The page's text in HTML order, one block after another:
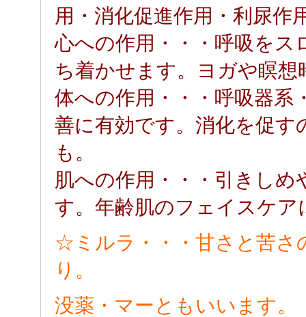
用・消化促進作用・利尿作
心への作用・・・呼吸をス
ち着かせます。ヨガや瞑
体への作用・・・呼吸器系
善に有効です。消化を促す
も。
肌への作用・・・引きしめ
す。年齢肌のフェイスケ
☆ミルラ・・・甘さと苦さ
り。
没薬・マーともいいます。